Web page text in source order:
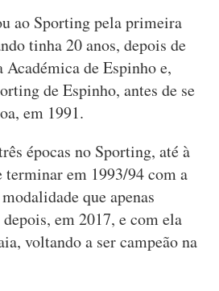
ao Sporting pela primeira
tinha 20 anos, depois de
Académica de Espinho e,
de Espinho, antes de se
em 1991.
épocas no Sporting, até à
terminar em 1993/94 com a
que apenas
em 2017, e com ela
voltando a ser campeão na